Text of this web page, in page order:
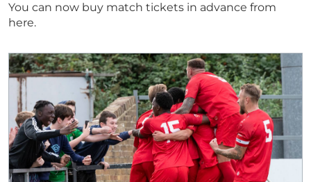
You can now buy match tickets in advance from
here.